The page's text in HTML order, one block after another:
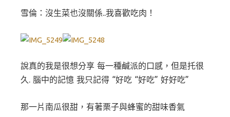
雪倫：沒生菜也沒關係..我喜歡吃肉！
說真的我是很想分享 每一種鹹派的口感，但是托很
久. 腦中的記憶 我只記得 “好吃 “好吃” 好好吃”
那一片南瓜很甜，有著栗子與蜂蜜的甜味香氣